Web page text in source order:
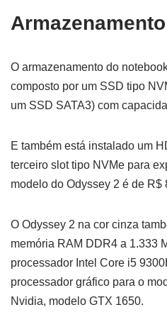
O armazenamento do
composto por um SSD tipo
um SSD SATA3) com
E também está instalado um
terceiro slot tipo NVMe para
modelo do Odyssey 2 é de R$
O Odyssey 2 na cor cinza
memória RAM DDR4 a 1.333
processador Intel Core i5
processador gráfico para o
Nvidia, modelo GTX 1650.